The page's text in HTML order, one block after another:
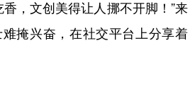
，文创美得让人挪不开脚！”来
掩兴奋，在社交平台上分享着